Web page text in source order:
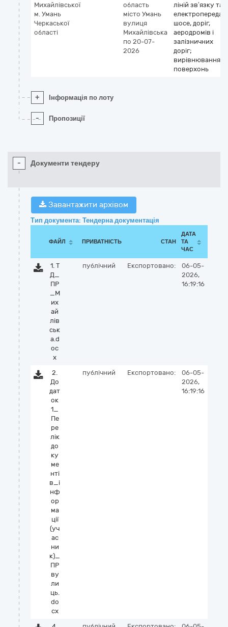
Михайлівської
м. Умань
Черкаської
області
область
місто Умань
вулиця
Михайлівська
по 20-07-
2026
ліній зв’язку та
електропередач,
шосе, доріг,
аеродромів і
залізничних
доріг;
вирівнювання
поверхонь
+ Інформація по лоту
- Пропозиції
- Документи тендеру
Завантажити архівом
Тип документа: Тендерна документація
ФАЙЛ ПРИВАТНІСТЬ СТАН
ДАТА
ТА
ЧАС
1. Т
Д_
ПР
_М
их
ай
лів
ськ
а.d
oc
x
публічний Експортовано:
06-05-
2026,
16:19:16
2.
До
дат
ок
1_
Пе
ре
лік
до
ку
ме
нті
в_і
нф
ор
ма
ції
(уч
ас
ни
к)_
ПР
ву
ли
ць.
do
cx
публічний Експортовано:
06-05-
2026,
16:19:16